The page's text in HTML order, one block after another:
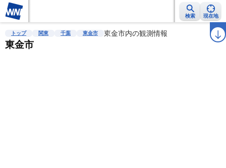
検索 現在地
雨雲レーダー 台風情報 地震情報 警報・注意報 ラ
トップ 関東 千葉 東金市 東金市内の観測情報
東金市